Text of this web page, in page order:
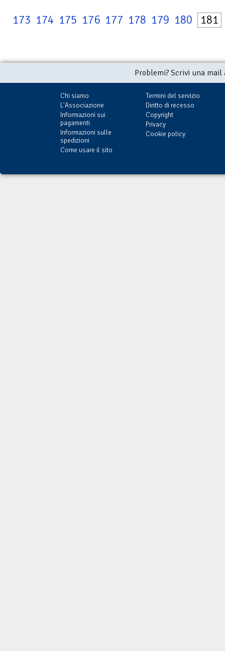
173 174 175 176 177 178 179 180 181
Problemi? Scrivi una
Chi siamo
L'Associazione
Informazioni sui
pagamenti
Informazioni sulle
spedizioni
Come usare il sito
Termini del servizio
Diritto di recesso
Copyright
Privacy
Cookie policy